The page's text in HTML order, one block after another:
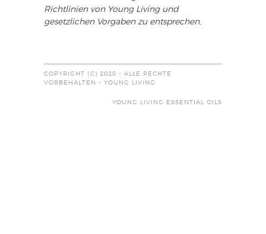
Richtlinien von Young Living und
gesetzlichen Vorgaben zu entsprechen.
COPYRIGHT (C) 2020 - ALLE RECHTE
VORBEHALTEN - YOUNG LIVING
YOUNG LIVING ESSENTIAL OILS